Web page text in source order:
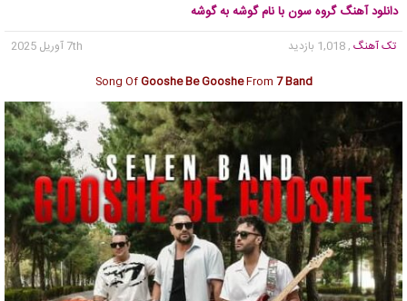
دانلود آهنگ گروه سون با نام گوشه به گوشه
تک آهنگ , 1,018 بازدید
7th آوریل 2025
Song OfGooshe Be GoosheFrom 7 Band